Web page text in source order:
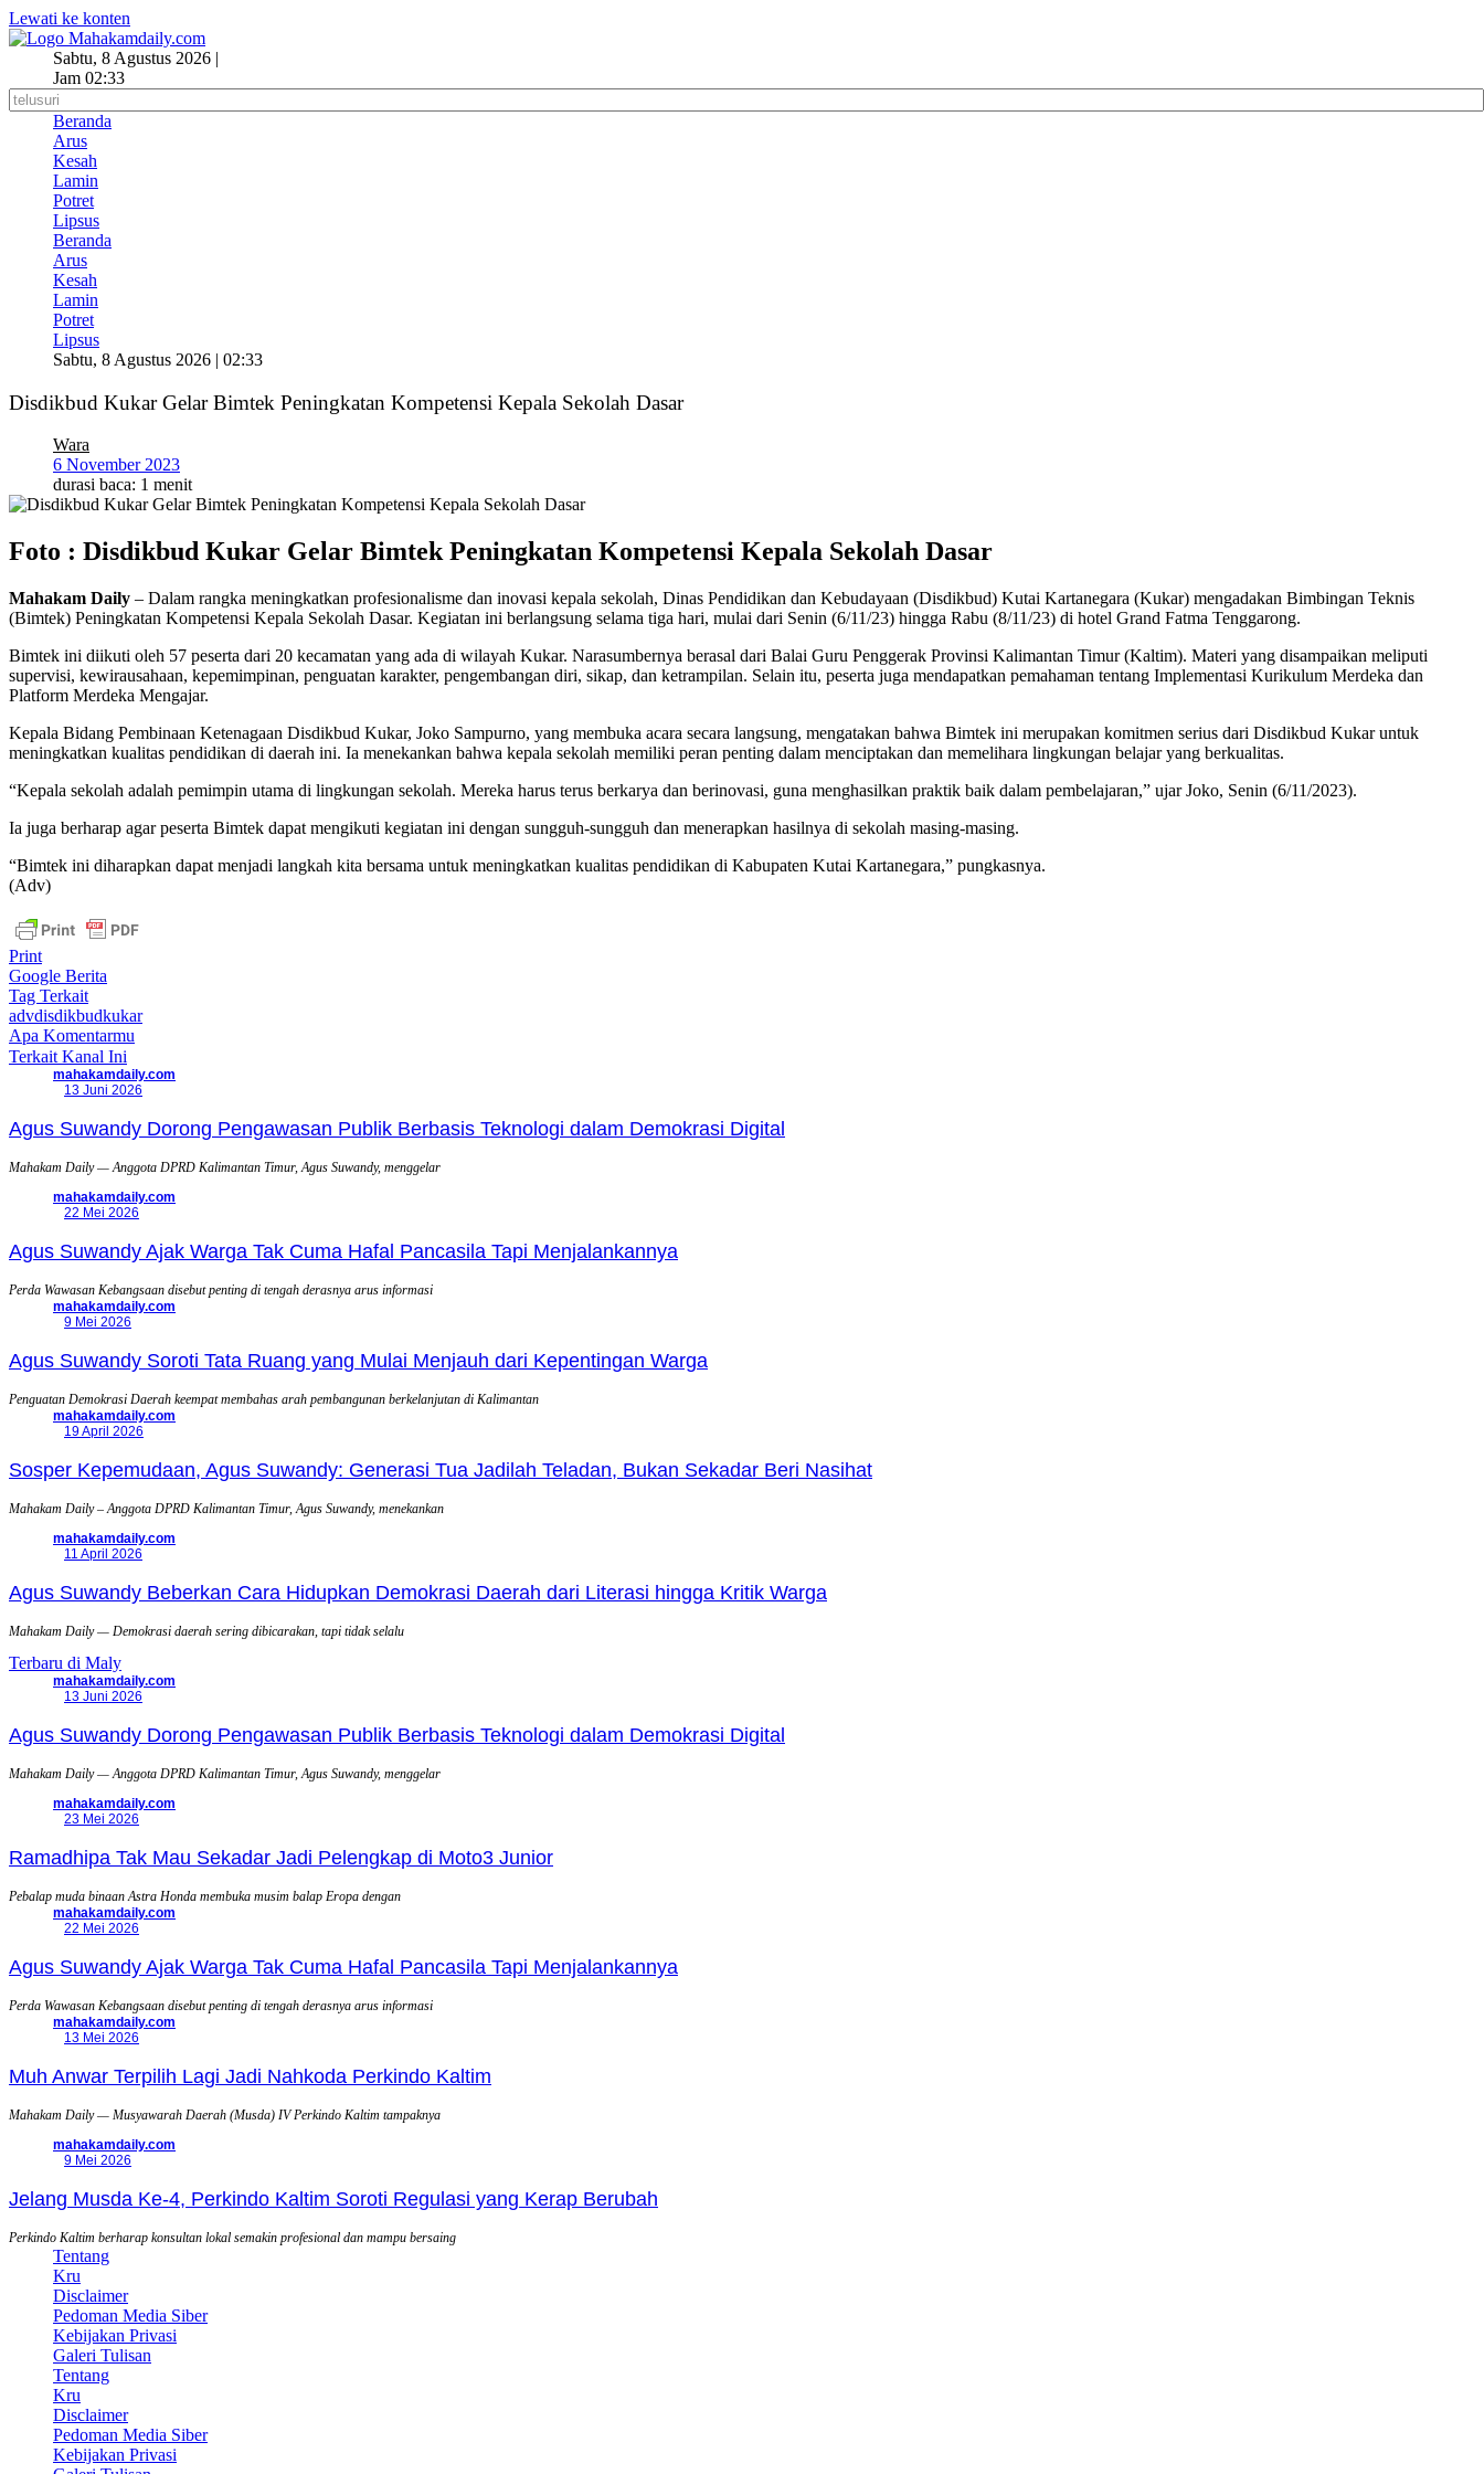
Lewati ke konten
Sabtu, 8 Agustus 2026 |
Jam 02:33
Beranda
Arus
Kesah
Lamin
Potret
Lipsus
Beranda
Arus
Kesah
Lamin
Potret
Lipsus
Sabtu, 8 Agustus 2026 | 02:33
Disdikbud Kukar Gelar Bimtek Peningkatan Kompetensi Kepala Sekolah Dasar
Wara
6 November 2023
durasi baca: 1 menit
Foto : Disdikbud Kukar Gelar Bimtek Peningkatan Kompetensi Kepala Sekolah Dasar
Mahakam Daily – Dalam rangka meningkatkan profesionalisme dan inovasi kepala sekolah, Dinas Pendidikan dan Kebudayaan (Disdikbud) Kutai Kartanegara (Kukar) mengadakan Bimbingan Teknis
(Bimtek) Peningkatan Kompetensi Kepala Sekolah Dasar. Kegiatan ini berlangsung selama tiga hari, mulai dari Senin (6/11/23) hingga Rabu (8/11/23) di hotel Grand Fatma Tenggarong.
Bimtek ini diikuti oleh 57 peserta dari 20 kecamatan yang ada di wilayah Kukar. Narasumbernya berasal dari Balai Guru Penggerak Provinsi Kalimantan Timur (Kaltim). Materi yang disampaikan meliputi
supervisi, kewirausahaan, kepemimpinan, penguatan karakter, pengembangan diri, sikap, dan ketrampilan. Selain itu, peserta juga mendapatkan pemahaman tentang Implementasi Kurikulum Merdeka dan
Platform Merdeka Mengajar.
Kepala Bidang Pembinaan Ketenagaan Disdikbud Kukar, Joko Sampurno, yang membuka acara secara langsung, mengatakan bahwa Bimtek ini merupakan komitmen serius dari Disdikbud Kukar untuk
meningkatkan kualitas pendidikan di daerah ini. Ia menekankan bahwa kepala sekolah memiliki peran penting dalam menciptakan dan memelihara lingkungan belajar yang berkualitas.
“Kepala sekolah adalah pemimpin utama di lingkungan sekolah. Mereka harus terus berkarya dan berinovasi, guna menghasilkan praktik baik dalam pembelajaran,” ujar Joko, Senin (6/11/2023).
Ia juga berharap agar peserta Bimtek dapat mengikuti kegiatan ini dengan sungguh-sungguh dan menerapkan hasilnya di sekolah masing-masing.
“Bimtek ini diharapkan dapat menjadi langkah kita bersama untuk meningkatkan kualitas pendidikan di Kabupaten Kutai Kartanegara,” pungkasnya.
(Adv)
Print
Google Berita
Tag Terkait
advdisdikbudkukar
Apa Komentarmu
Terkait Kanal Ini
mahakamdaily.com
13 Juni 2026
Agus Suwandy Dorong Pengawasan Publik Berbasis Teknologi dalam Demokrasi Digital
Mahakam Daily — Anggota DPRD Kalimantan Timur, Agus Suwandy, menggelar
mahakamdaily.com
22 Mei 2026
Agus Suwandy Ajak Warga Tak Cuma Hafal Pancasila Tapi Menjalankannya
Perda Wawasan Kebangsaan disebut penting di tengah derasnya arus informasi
mahakamdaily.com
9 Mei 2026
Agus Suwandy Soroti Tata Ruang yang Mulai Menjauh dari Kepentingan Warga
Penguatan Demokrasi Daerah keempat membahas arah pembangunan berkelanjutan di Kalimantan
mahakamdaily.com
19 April 2026
Sosper Kepemudaan, Agus Suwandy: Generasi Tua Jadilah Teladan, Bukan Sekadar Beri Nasihat
Mahakam Daily – Anggota DPRD Kalimantan Timur, Agus Suwandy, menekankan
mahakamdaily.com
11 April 2026
Agus Suwandy Beberkan Cara Hidupkan Demokrasi Daerah dari Literasi hingga Kritik Warga
Mahakam Daily — Demokrasi daerah sering dibicarakan, tapi tidak selalu
Terbaru di Maly
mahakamdaily.com
13 Juni 2026
Agus Suwandy Dorong Pengawasan Publik Berbasis Teknologi dalam Demokrasi Digital
Mahakam Daily — Anggota DPRD Kalimantan Timur, Agus Suwandy, menggelar
mahakamdaily.com
23 Mei 2026
Ramadhipa Tak Mau Sekadar Jadi Pelengkap di Moto3 Junior
Pebalap muda binaan Astra Honda membuka musim balap Eropa dengan
mahakamdaily.com
22 Mei 2026
Agus Suwandy Ajak Warga Tak Cuma Hafal Pancasila Tapi Menjalankannya
Perda Wawasan Kebangsaan disebut penting di tengah derasnya arus informasi
mahakamdaily.com
13 Mei 2026
Muh Anwar Terpilih Lagi Jadi Nahkoda Perkindo Kaltim
Mahakam Daily — Musyawarah Daerah (Musda) IV Perkindo Kaltim tampaknya
mahakamdaily.com
9 Mei 2026
Jelang Musda Ke-4, Perkindo Kaltim Soroti Regulasi yang Kerap Berubah
Perkindo Kaltim berharap konsultan lokal semakin profesional dan mampu bersaing
Tentang
Kru
Disclaimer
Pedoman Media Siber
Kebijakan Privasi
Galeri Tulisan
Tentang
Kru
Disclaimer
Pedoman Media Siber
Kebijakan Privasi